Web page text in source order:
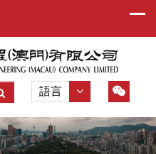
語言